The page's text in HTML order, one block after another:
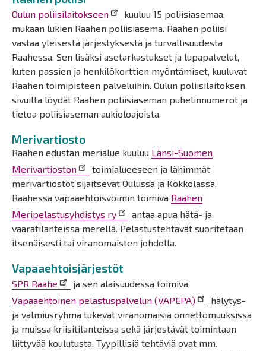
Oulun poliisilaitokseen
kuuluu 15 poliisiasemaa,
mukaan lukien Raahen poliisiasema. Raahen poliisi
vastaa yleisestä järjestyksestä ja turvallisuudesta
Raahessa. Sen lisäksi asetarkastukset ja lupapalvelut,
kuten passien ja henkilökorttien myöntämiset, kuuluvat
Raahen toimipisteen palveluihin. Oulun poliisilaitoksen
sivuilta löydät Raahen poliisiaseman puhelinnumerot ja
tietoa poliisiaseman aukioloajoista.
Merivartiosto
Raahen edustan merialue kuuluu Länsi-Suomen
Merivartioston
toimialueeseen ja lähimmät
merivartiostot sijaitsevat Oulussa ja Kokkolassa.
Raahessa vapaaehtoisvoimin toimiva Raahen
Meripelastusyhdistys ry
antaa apua hätä- ja
vaaratilanteissa merellä. Pelastustehtävät suoritetaan
itsenäisesti tai viranomaisten johdolla.
Vapaaehtoisjärjestöt
SPR Raahe
ja sen alaisuudessa toimiva
Vapaaehtoinen pelastuspalvelun (VAPEPA)
hälytys-
ja valmiusryhmä tukevat viranomaisia onnettomuuksissa
ja muissa kriisitilanteissa sekä järjestävät toimintaan
liittyvää koulutusta. Tyypillisiä tehtäviä ovat mm.